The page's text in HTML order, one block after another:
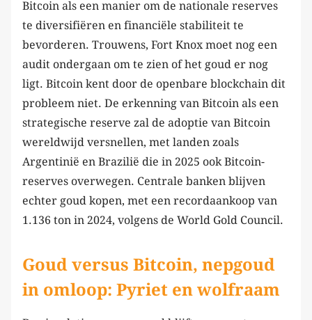
Bitcoin als een manier om de nationale reserves
te diversifiëren en financiële stabiliteit te
bevorderen. Trouwens, Fort Knox moet nog een
audit ondergaan om te zien of het goud er nog
ligt. Bitcoin kent door de openbare blockchain dit
probleem niet. De erkenning van Bitcoin als een
strategische reserve zal de adoptie van Bitcoin
wereldwijd versnellen, met landen zoals
Argentinië en Brazilië die in 2025 ook Bitcoin-
reserves overwegen. Centrale banken blijven
echter goud kopen, met een recordaankoop van
1.136 ton in 2024, volgens de World Gold Council.
Goud versus Bitcoin, nepgoud
in omloop: Pyriet en wolfraam